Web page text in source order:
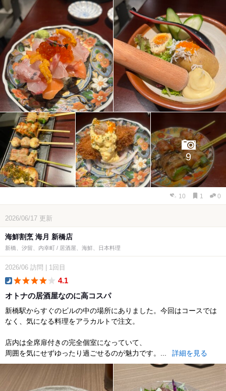
9
10 1 0
2026/06/17 更新
海鮮割烹 海月 新橋店
新橋、汐留、内幸町 / 居酒屋、海鮮、日本料理
2026/06 訪問 1回目
4.1
オトナの居酒屋なのに高コスパ
新橋駅からすぐのビルの中の場所にありました。今回はコースでは
なく、気になる料理をアラカルトで注文。
店内は全席扉付きの完全個室になっていて、
周囲を気にせずゆったり過ごせるのが魅力です。...
詳細を見る